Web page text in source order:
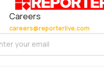
Careers
careers@reporterlive.com